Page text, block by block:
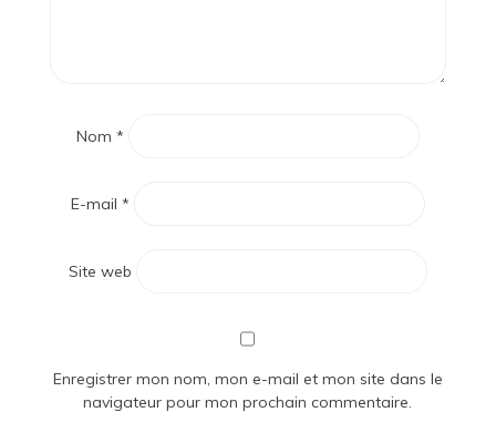
Nom *
E-mail *
Site web
Enregistrer mon nom, mon e-mail et mon site dans le
navigateur pour mon prochain commentaire.